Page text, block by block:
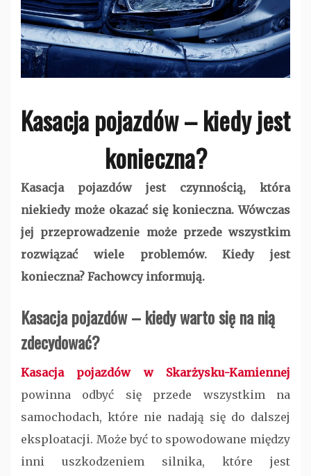
Kasacja pojazdów – kiedy jest
konieczna?
Kasacja pojazdów jest czynnością, która
niekiedy może okazać się konieczna. Wówczas
jej przeprowadzenie może przede wszystkim
rozwiązać wiele problemów. Kiedy jest
konieczna? Fachowcy informują.
Kasacja pojazdów – kiedy warto się na nią
zdecydować?
Kasacja pojazdów w Skarżysku-Kamiennej
powinna odbyć się przede wszystkim na
samochodach, które nie nadają się do dalszej
eksploatacji. Może być to spowodowane między
inni uszkodzeniem silnika, które jest